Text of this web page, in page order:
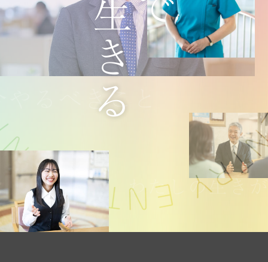
生きる
やるべきこと
わたしの生き